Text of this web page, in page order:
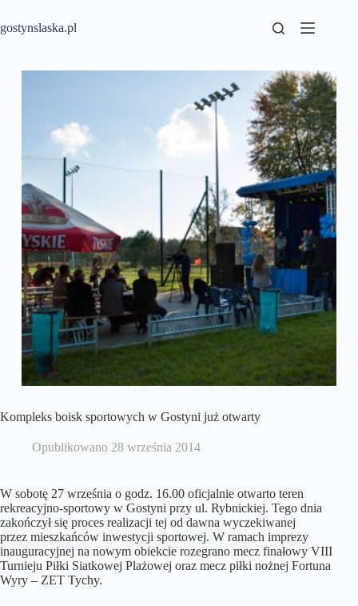
treści
gostynslaska.pl
Kompleks boisk sportowych w Gostyni już otwarty
Opublikowano 28 września 2014
W sobotę 27 września o godz. 16.00 oficjalnie otwarto teren
rekreacyjno-sportowy w Gostyni przy ul. Rybnickiej. Tego dnia
zakończył się proces realizacji tej od dawna wyczekiwanej
przez mieszkańców inwestycji sportowej. W ramach imprezy
inauguracyjnej na nowym obiekcie rozegrano mecz finałowy VIII
Turnieju Piłki Siatkowej Plażowej oraz mecz piłki nożnej Fortuna
Wyry – ZET Tychy.